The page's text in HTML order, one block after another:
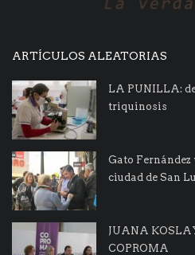
ARTÍCULOS ALEATORIAS
LA PUNILLA:
triquinosis
Gato
ciudad de San
JUANA
COPROMA